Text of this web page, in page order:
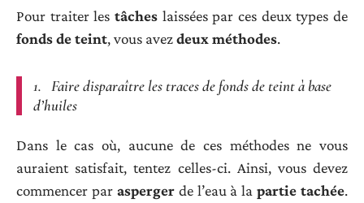
Pour traiter les tâches laissées par ces deux types de
fonds de teint, vous avezdeux méthodes.
1. Faire disparaître les traces de fonds de teint à base
d’huiles
Dans le cas où, aucune de ces méthodes ne vous
auraient satisfait, tentez celles-ci. Ainsi, vous devez
commencer par aspergerde l’eau à lapartie tachée.